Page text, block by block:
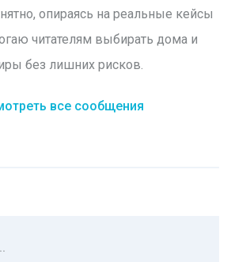
опираясь на реальные кейсы
читателям выбирать дома и
без лишних рисков.
все сообщения